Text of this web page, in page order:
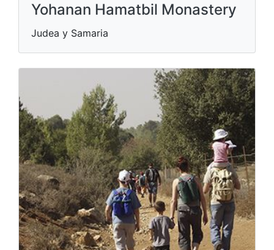
Yohanan Hamatbil Monastery
Judea y Samaria